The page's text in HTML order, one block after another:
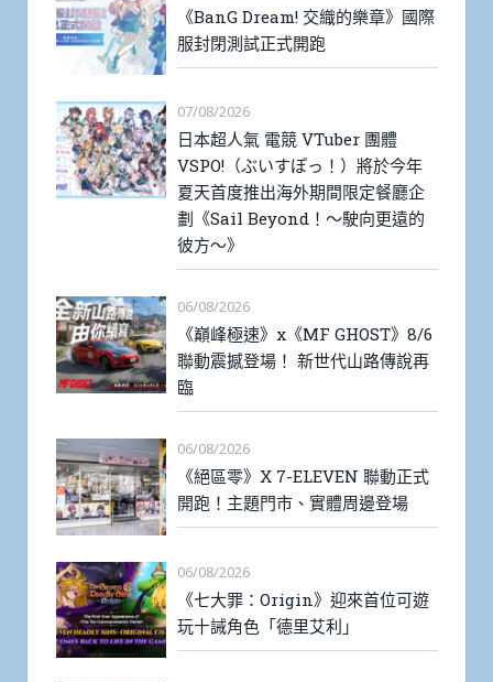
《BanG Dream! 交織的樂章》國際
服封閉測試正式開跑
07/08/2026
日本超人氣 電競 VTuber 團體
VSPO!（ぶいすぽっ！）將於今年
夏天首度推出海外期間限定餐廳企
劃《Sail Beyond！～駛向更遠的
彼方～》
06/08/2026
《巔峰極速》x《MF GHOST》8/6
聯動震撼登場！ 新世代山路傳說再
臨
06/08/2026
《絕區零》X 7-ELEVEN 聯動正式
開跑！主題門市、實體周邊登場
06/08/2026
《七大罪：Origin》迎來首位可遊
玩十誡角色「德里艾利」